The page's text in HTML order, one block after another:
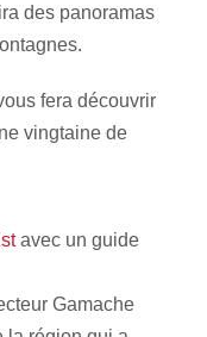
des panoramas
fera découvrir
vingtaine de
avec un guide
Gamache